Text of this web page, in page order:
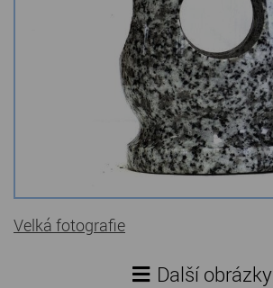
Gabiony, gabionový kámen
Údržba a čištění kamene
Velká fotografie
Další obrázky